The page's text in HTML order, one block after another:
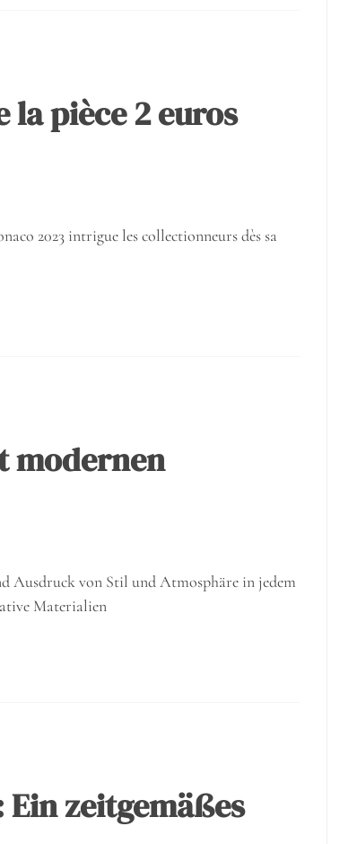
la pièce 2 euros
2023 intrigue les collectionneurs dès sa
modernen
Ausdruck von Stil und Atmosphäre in jedem
Materialien
zeitgemäßes